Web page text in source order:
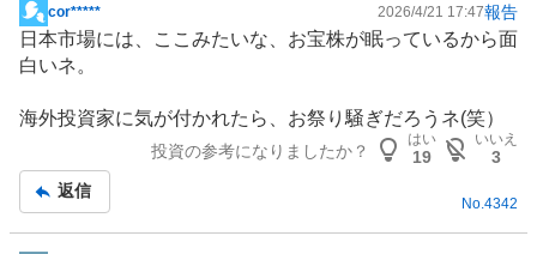
掲
示
板
事
cor***** 2026/4/21 17:47報告
日本市場には、ここみたいな、お宝株が眠っているから面
白いネ。
海外投資家に気が付かれたら、お祭り騒ぎだろうネ(笑）
投資の参考になりましたか？
はい
19
いいえ
3
返信
No. 4342